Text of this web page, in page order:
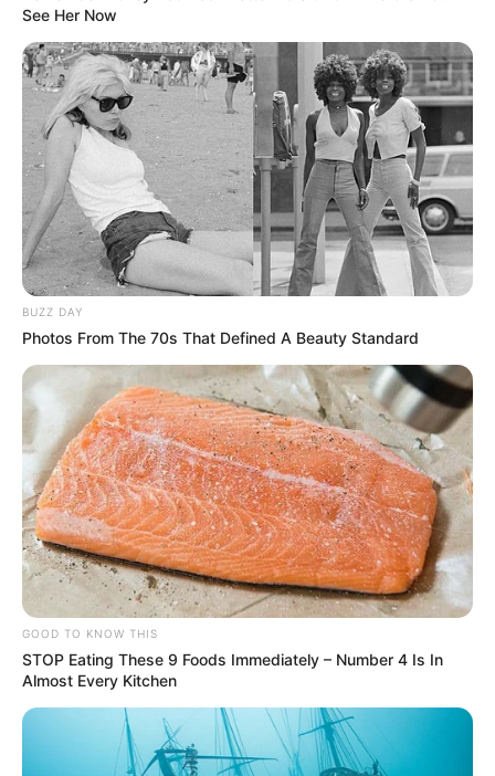
TAGS
ΕΥΒΟΙΑ
ΤΑΥΤΟΤΗΤΑ ΚΑΙ ΕΠΙΚΟΙΝΩΝΙΑ ΟΡΟΙ ΧΡΗΣΗΣ
See Her Now
BUZZ DAY
Photos From The 70s That Defined A Beauty Standard
GOOD TO KNOW THIS
STOP Eating These 9 Foods Immediately – Number 4 Is In
Almost Every Kitchen